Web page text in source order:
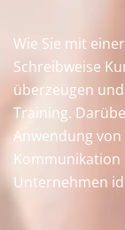
Wie Sie mit
Schreibweise
überzeugen
Training.
Anwendung
Unternehmen